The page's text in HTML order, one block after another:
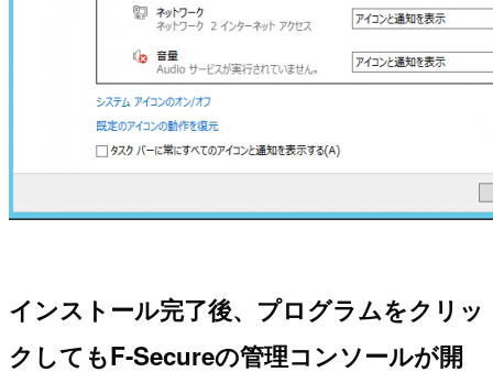
インストール完了後、プログラムをクリッ
クしてもF-Secureの管理コンソールが開